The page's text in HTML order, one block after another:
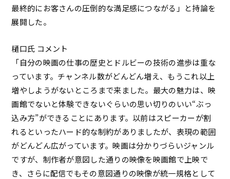
最終的にお客さんの圧倒的な満足感につながる」と持論を
展開した。
樋口氏 コメント
「自分の映画の仕事の歴史とドルビーの技術の進歩は重な
っています。チャンネル数がどんどん増え、もうこれ以上
増やしようがないところまで来ました。最大の魅力は、映
画館でないと体験できないぐらいの思い切りのいい“ぶっ
込み方”ができることにあります。以前はスピーカーが割
れるといったハード的な制約がありましたが、表現の範囲
がどんどん広がっています。映画は分かりづらいジャンル
ですが、制作者が意図した通りの映像を映画館で上映で
き、さらに配信でもその意図通りの映像が統一規格として